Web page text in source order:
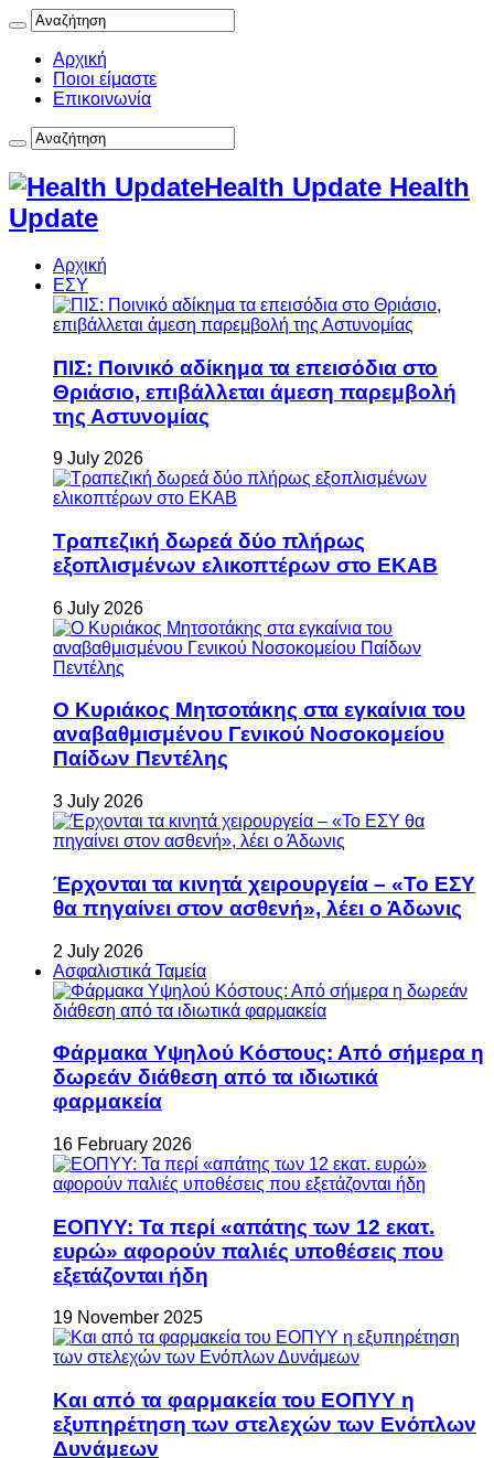
Αρχική
Ποιοι είμαστε
Επικοινωνία
Health Update Health
Update
Αρχική
ΕΣΥ
ΠΙΣ: Ποινικό αδίκημα τα επεισόδια στο
Θριάσιο, επιβάλλεται άμεση παρεμβολή
της Αστυνομίας
9 July 2026
Τραπεζική δωρεά δύο πλήρως
εξοπλισμένων ελικοπτέρων στο ΕΚΑΒ
6 July 2026
Ο Κυριάκος Μητσοτάκης στα εγκαίνια του
αναβαθμισμένου Γενικού Νοσοκομείου
Παίδων Πεντέλης
3 July 2026
Έρχονται τα κινητά χειρουργεία – «Το ΕΣΥ
θα πηγαίνει στον ασθενή», λέει ο Άδωνις
2 July 2026
Ασφαλιστικά Ταμεία
Φάρμακα Υψηλού Κόστους: Από σήμερα η
δωρεάν διάθεση από τα ιδιωτικά
φαρμακεία
16 February 2026
ΕΟΠΥΥ: Τα περί «απάτης των 12 εκατ.
ευρώ» αφορούν παλιές υποθέσεις που
εξετάζονται ήδη
19 November 2025
Και από τα φαρμακεία του ΕΟΠΥΥ η
εξυπηρέτηση των στελεχών των Ενόπλων
Δυνάμεων